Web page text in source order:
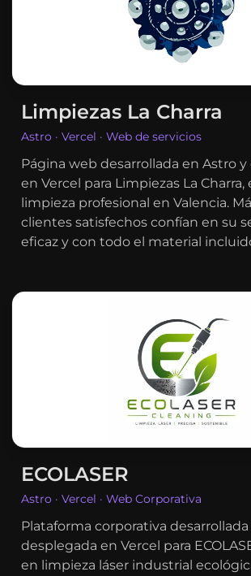
Limpiezas La Charra
Astro · Vercel · Web de servicios
Página web desarrollada en Astro
en Vercel para Limpiezas La
limpieza profesional en Valencia.
clientes satisfechos confían en su
eficaz y con todo el material
ECOLASER
Astro · Vercel · Web Corporativa
Plataforma corporativa
desplegada en Vercel para
en limpieza láser industrial